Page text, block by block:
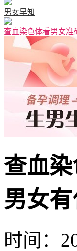
男女早知
查血染色体看男女准
查血
男女有
时间：